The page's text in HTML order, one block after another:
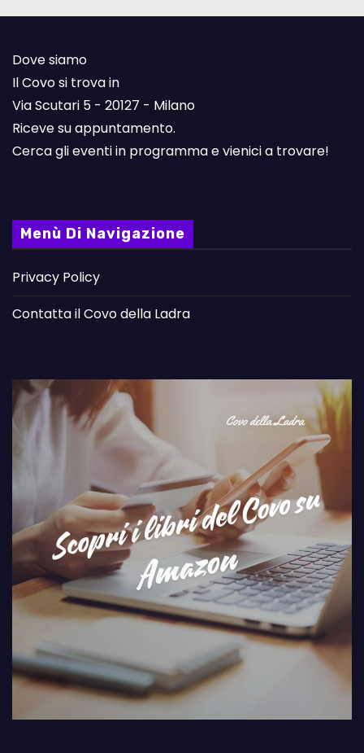
Dove siamo
Il Covo si trova in
Via Scutari 5 - 20127 - Milano
Riceve su appuntamento.
Cerca gli eventi in programma e vienici a trovare!
Menù Di Navigazione
Privacy Policy
Contatta il Covo della Ladra